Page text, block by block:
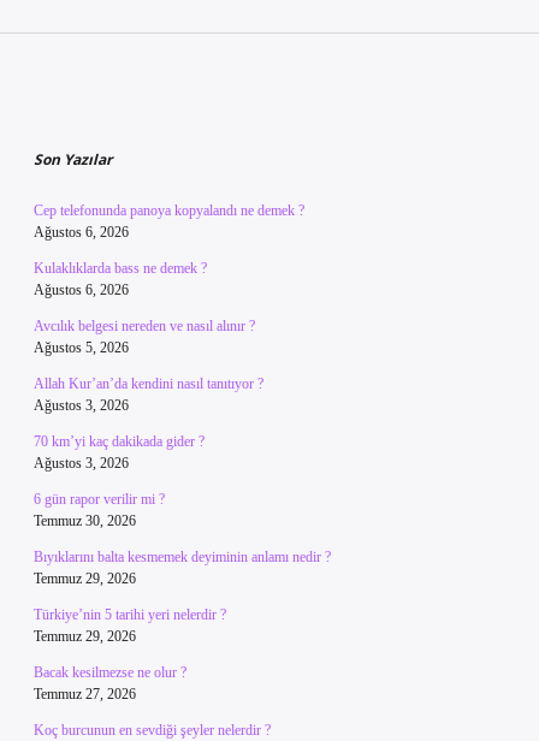
Son Yazılar
Cep telefonunda panoya kopyalandı ne demek ?
Ağustos 6, 2026
Kulaklıklarda bass ne demek ?
Ağustos 6, 2026
Avcılık belgesi nereden ve nasıl alınır ?
Ağustos 5, 2026
Allah Kur’an’da kendini nasıl tanıtıyor ?
Ağustos 3, 2026
70 km’yi kaç dakikada gider ?
Ağustos 3, 2026
6 gün rapor verilir mi ?
Temmuz 30, 2026
Bıyıklarını balta kesmemek deyiminin anlamı nedir ?
Temmuz 29, 2026
Türkiye’nin 5 tarihi yeri nelerdir ?
Temmuz 29, 2026
Bacak kesilmezse ne olur ?
Temmuz 27, 2026
Koç burcunun en sevdiği şeyler nelerdir ?